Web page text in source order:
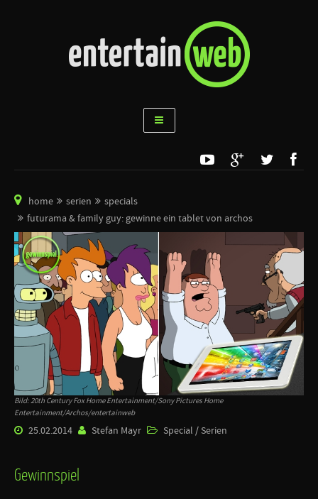
home serien
specials
futurama & family guy: gewinne ein tablet von archos
Bild: 20th Century Fox Home Entertainment/Sony Pictures Home
Entertainment/Archos/entertainweb
25.02.2014 Stefan Mayr Special / Serien
Gewinnspiel